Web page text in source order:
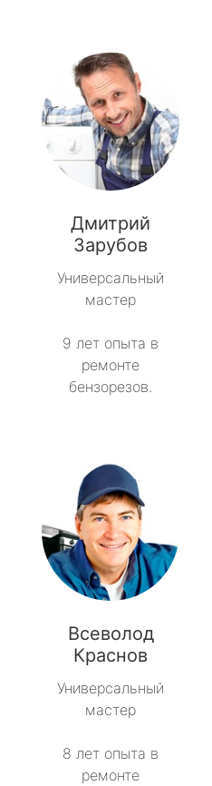
Дмитрий
Зарубов
Универсальный
мастер
9 лет опыта в
ремонте
бензорезов.
Всеволод
Краснов
Универсальный
мастер
8 лет опыта в
ремонте